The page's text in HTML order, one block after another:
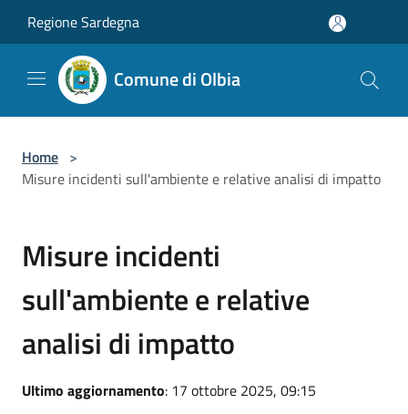
Regione Sardegna
Comune di Olbia
Home >
Misure incidenti sull'ambiente e relative analisi di impatto
Misure incidenti
sull'ambiente e relative
analisi di impatto
Ultimo aggiornamento: 17 ottobre 2025, 09:15